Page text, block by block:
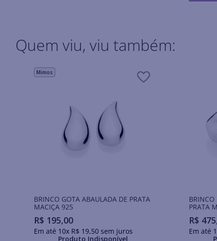
Quem viu, viu também:
Mimos
BRINCO GOTA ABAULADA DE PRATA
MACIÇA 925
R$ 195,00
Em até 10x R$ 19,50 sem juros
Produto Indisponível
BRINCO
PRATA
R$ 475
Em até